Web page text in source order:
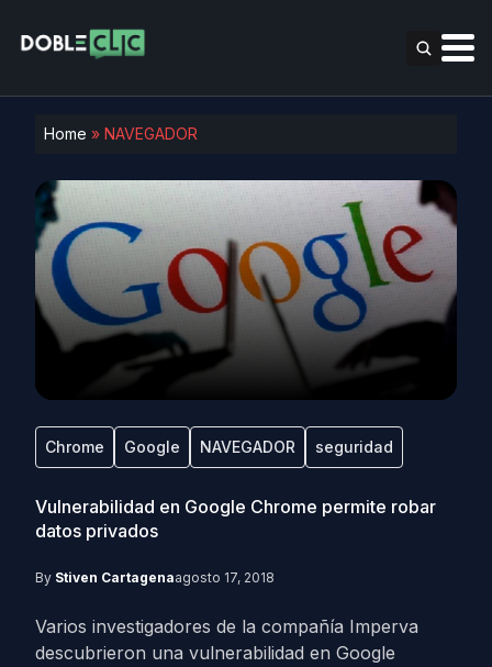
Home » NAVEGADOR
Chrome Google NAVEGADOR seguridad
Vulnerabilidad en Google Chrome permite robar
datos privados
By Stiven Cartagenaagosto 17, 2018
Varios investigadores de la compañía Imperva
descubrieron una vulnerabilidad en Google